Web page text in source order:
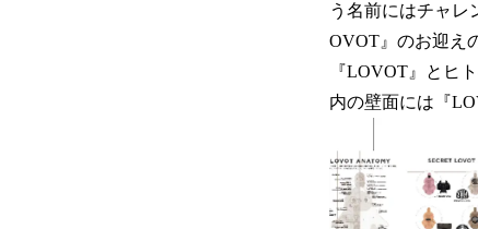
う名前にはチャ
OVOT』のお迎え
『LOVOT』とヒ
内の壁面には『